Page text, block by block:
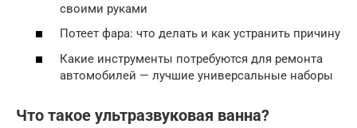
своими руками
Потеет фара: что делать и как устранить причину
Какие инструменты потребуются для ремонта
автомобилей — лучшие универсальные наборы
Что такое ультразвуковая ванна?